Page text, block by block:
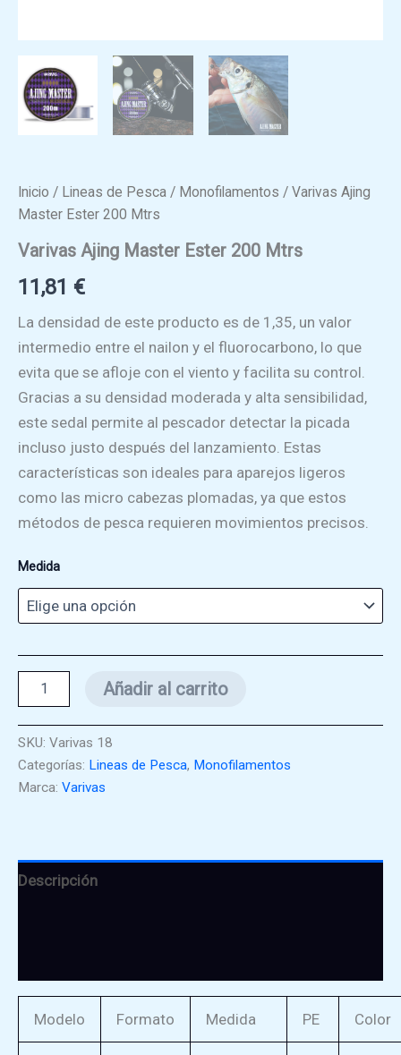
Inicio / Lineas de Pesca / Monofilamentos / Varivas Ajing
Master Ester 200 Mtrs
Varivas Ajing Master Ester 200 Mtrs
11,81 €
La densidad de este producto es de 1,35, un valor
intermedio entre el nailon y el fluorocarbono, lo que
evita que se afloje con el viento y facilita su control.
Gracias a su densidad moderada y alta sensibilidad,
este sedal permite al pescador detectar la picada
incluso justo después del lanzamiento. Estas
características son ideales para aparejos ligeros
como las micro cabezas plomadas, ya que estos
métodos de pesca requieren movimientos precisos.
Medida
Ajing
200
Mtrs
cantidad
Añadir al carrito
SKU: Varivas 18
Categorías: Lineas de Pesca, Monofilamentos
Marca: Varivas
Descripción
Modelo Formato Medida PE Color